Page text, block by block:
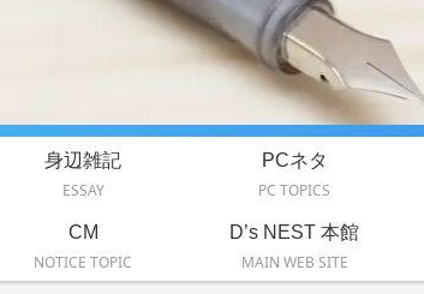
身辺雑記
ESSAY
PCネタ
PC TOPICS
CM
NOTICE TOPIC
D’s NEST 本館
MAIN WEB SITE